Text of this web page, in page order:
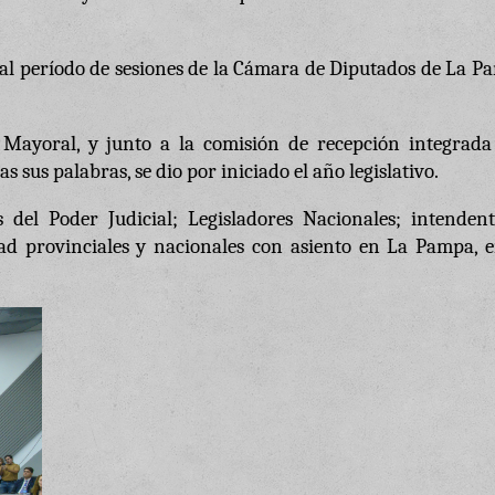
de sesiones de la Cámara de Diputados de La
y junto a la comisión de recepción
sus palabras, se dio por iniciado el año legislativo.
Poder Judicial; Legisladores Nacionales;
provinciales y nacionales con asiento en La Pampa,